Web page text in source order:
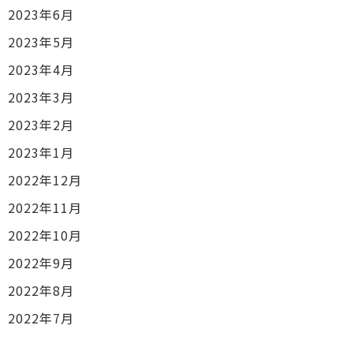
2023年6月
2023年5月
2023年4月
2023年3月
2023年2月
2023年1月
2022年12月
2022年11月
2022年10月
2022年9月
2022年8月
2022年7月